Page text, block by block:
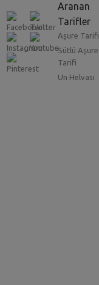
Aranan
Tarifler
Aşure Tarifi
Sütlü Aşure
Tarifi
Un Helvası